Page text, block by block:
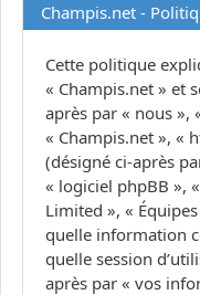
Champis.net -
Cette politique
« Champis.net » et
après par « nous »,
« Champis.net », «
(désigné ci-après
« logiciel phpBB »,
Limited », «
quelle information
quelle session
après par « vos